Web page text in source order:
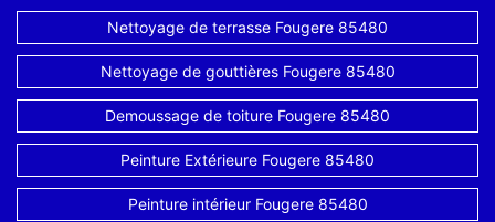
Nettoyage de terrasse Fougere 85480
Nettoyage de gouttières Fougere 85480
Demoussage de toiture Fougere 85480
Peinture Extérieure Fougere 85480
Peinture intérieur Fougere 85480